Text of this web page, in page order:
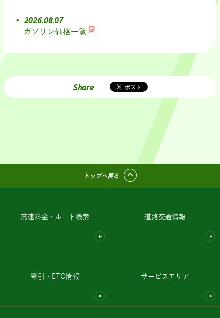
2026.08.07
ガソリン価格一覧
Share
トップへ戻る
高速料金・ルート検索 道路交通情報
割引・ETC情報 サービスエリア